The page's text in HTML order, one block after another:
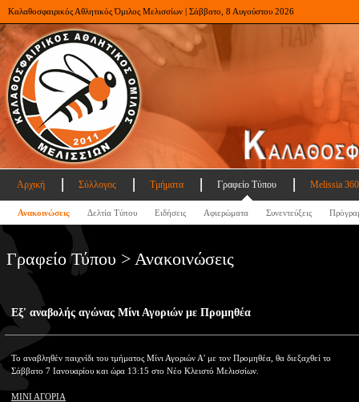
Καλαθοσφαιρικός Αθλητικός Όμιλος Μελισσίων | Σάββατο, 8 Αυγούστου 2026
Αρχική Σύλλογος Τμήματα Γραφείο Τύπου Melissia
Ανακοινώσεις Δελτία Τύπου Ειδήσεις Αφιερώματα Συνεντεύξεις
Γραφείο Τύπου > Ανακοινώσεις
Εξ' αναβολής αγώνας Μίνι Αγοριών με Προμηθέα
Το αναβληθέν παιχνίδι του τμήματος Μίνι Αγοριών Α' με τον Προμηθέα, θα διεξαχθεί το
Σάββατο 7 Ιανουαρίου και ώρα 13:15 στο Νέο Κλειστό Μελισσίων.
ΜΙΝΙ ΑΓΟΡΙΑ